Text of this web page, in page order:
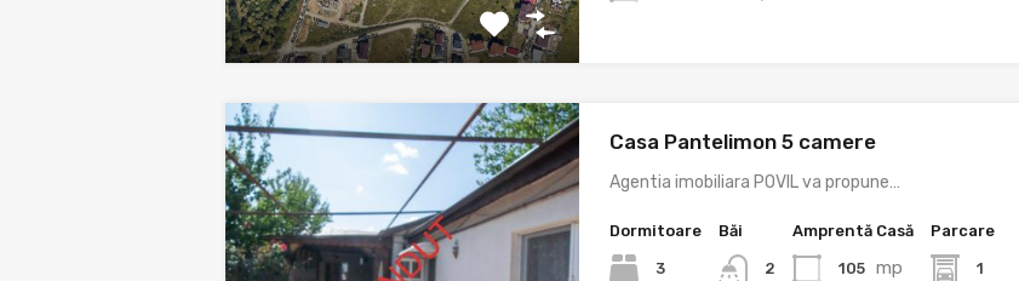
Casa Pantelimon 5 camere
Agentia imobiliara POVIL va propune…
Dormitoare
3
Băi
2
Amprentă Casă
105 mp
Parcare
1